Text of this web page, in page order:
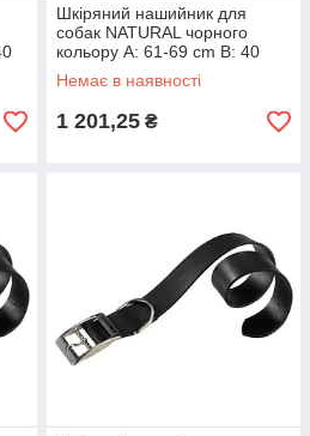
Шкіряний нашийник для
собак NATURAL чорного
кольору A: 61-69 cm B: 40
mm
Немає в наявності
1 201,25 ₴